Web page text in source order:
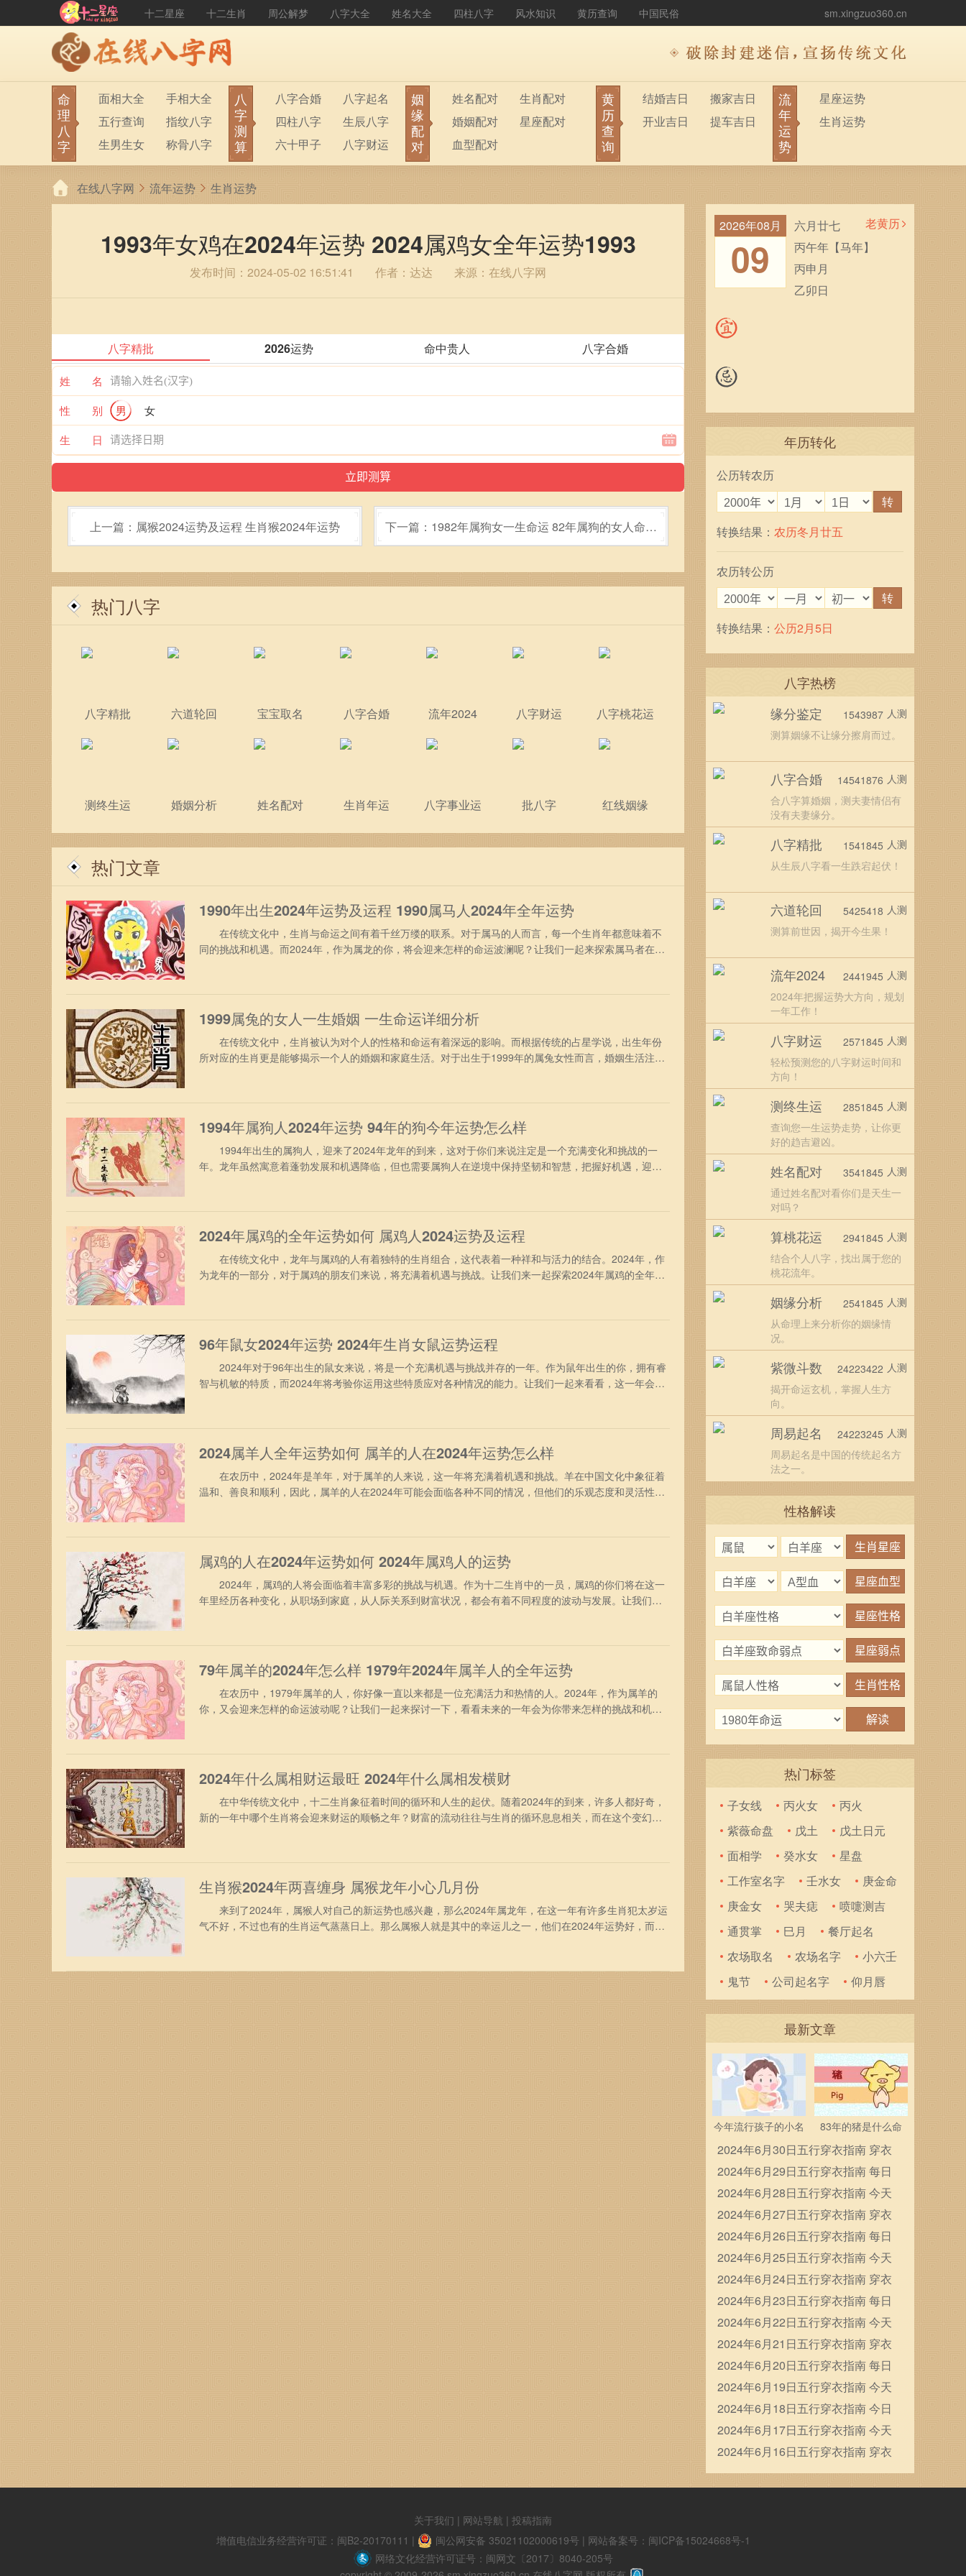
十二星座 十二生肖 周公解梦 八字大全 姓名大全 四柱八字 风水知识 黄历查询 中国民俗 sm.xingzuo360.cn
命
理
八
字
面相大全
手相大全
五行查询
指纹八字
生男生女
称骨八字
八
字
测
算
八字合婚
八字起名
四柱八字
生辰八字
六十甲子
八字财运
姻
缘
配
对
姓名配对
生肖配对
婚姻配对
星座配对
血型配对
黄
历
查
询
结婚吉日
搬家吉日
开业吉日
提车吉日
流
年
运
势
星座运势
生肖运势
在线八字网 流年运势 生肖运势
1993年女鸡在2024年运势 2024属鸡女全年运势1993
发布时间：2024-05-02 16:51:41 作者：达达 来源：在线八字网
八字精批 2026运势 命中贵人 八字合婚
姓 名
性 别
男
女
生 日
上一篇：属猴2024运势及运程 生肖猴2024年运势 下一篇：1982年属狗女一生命运 82年属狗的女人命好
热门八字
八字精批 六道轮回 宝宝取名 八字合婚 流年2024 八字财运 八字桃花运
测终生运 婚姻分析 姓名配对 生肖年运 八字事业运 批八字 红线姻缘
热门文章
1990年出生2024年运势及运程 1990属马人2024年全年运势
在传统文化中，生肖与命运之间有着千丝万缕的联系。对于属马的人而言，每一个生肖年都意味着不
同的挑战和机遇。而2024年，作为属龙的你，将会迎来怎样的命运波澜呢？让我们一起来探索属马者在龙
1999属兔的女人一生婚姻 一生命运详细分析
在传统文化中，生肖被认为对个人的性格和命运有着深远的影响。而根据传统的占星学说，出生年份
所对应的生肖更是能够揭示一个人的婚姻和家庭生活。对于出生于1999年的属兔女性而言，婚姻生活注定
1994年属狗人2024年运势 94年的狗今年运势怎么样
1994年出生的属狗人，迎来了2024年龙年的到来，这对于你们来说注定是一个充满变化和挑战的一
年。龙年虽然寓意着蓬勃发展和机遇降临，但也需要属狗人在逆境中保持坚韧和智慧，把握好机遇，迎接
2024年属鸡的全年运势如何 属鸡人2024运势及运程
在传统文化中，龙年与属鸡的人有着独特的生肖组合，这代表着一种祥和与活力的结合。2024年，作
为龙年的一部分，对于属鸡的朋友们来说，将充满着机遇与挑战。让我们来一起探索2024年属鸡的全年运
96年鼠女2024年运势 2024年生肖女鼠运势运程
2024年对于96年出生的鼠女来说，将是一个充满机遇与挑战并存的一年。作为鼠年出生的你，拥有睿
智与机敏的特质，而2024年将考验你运用这些特质应对各种情况的能力。让我们一起来看看，这一年会为
2024属羊人全年运势如何 属羊的人在2024年运势怎么样
在农历中，2024年是羊年，对于属羊的人来说，这一年将充满着机遇和挑战。羊在中国文化中象征着
温和、善良和顺利，因此，属羊的人在2024年可能会面临各种不同的情况，但他们的乐观态度和灵活性将
属鸡的人在2024年运势如何 2024年属鸡人的运势
2024年，属鸡的人将会面临着丰富多彩的挑战与机遇。作为十二生肖中的一员，属鸡的你们将在这一
年里经历各种变化，从职场到家庭，从人际关系到财富状况，都会有着不同程度的波动与发展。让我们一
79年属羊的2024年怎么样 1979年2024年属羊人的全年运势
在农历中，1979年属羊的人，你好像一直以来都是一位充满活力和热情的人。2024年，作为属羊的
你，又会迎来怎样的命运波动呢？让我们一起来探讨一下，看看未来的一年会为你带来怎样的挑战和机
2024年什么属相财运最旺 2024年什么属相发横财
在中华传统文化中，十二生肖象征着时间的循环和人生的起伏。随着2024年的到来，许多人都好奇，
新的一年中哪个生肖将会迎来财运的顺畅之年？财富的流动往往与生肖的循环息息相关，而在这个变幻莫
生肖猴2024年两喜缠身 属猴龙年小心几月份
来到了2024年，属猴人对自己的新运势也感兴趣，那么2024年属龙年，在这一年有许多生肖犯太岁运
气不好，不过也有的生肖运气蒸蒸日上。那么属猴人就是其中的幸运儿之一，他们在2024年运势好，而且
升职加薪或者是意外的小财富。不管
老黄历
2026年08月
09
六月廿七
丙午年【马年】
丙申月
乙卯日
年历转化
公历转农历
转
转换结果： 农历冬月廿五
农历转公历
转
转换结果： 公历2月5日
八字热榜
缘分鉴定
测算姻缘不让缘分擦肩而过。
1543987 人测
八字合婚
合八字算婚姻，测夫妻情侣有
没有夫妻缘分。
14541876 人测
八字精批
从生辰八字看一生跌宕起伏！
1541845 人测
六道轮回
测算前世因，揭开今生果！
5425418 人测
流年2024
2024年把握运势大方向，规划
一年工作！
2441945 人测
八字财运
轻松预测您的八字财运时间和
方向！
2571845 人测
测终生运
查询您一生运势走势，让你更
好的趋吉避凶。
2851845 人测
姓名配对
通过姓名配对看你们是天生一
对吗？
3541845 人测
算桃花运
结合个人八字，找出属于您的
桃花流年。
2941845 人测
姻缘分析
从命理上来分析你的姻缘情
况。
2541845 人测
紫微斗数
揭开命运玄机，掌握人生方
向。
24223422 人测
周易起名
周易起名是中国的传统起名方
法之一。
24223245 人测
性格解读
热门标签
子女线 丙火女
丙火
紫薇命盘
戊土
戊土日元
面相学
癸水女
星盘
工作室名字
壬水女
庚金命
庚金女
哭夫痣
喷嚏测吉
通贯掌
巳月
餐厅起名
农场取名
农场名字
小六壬
鬼节
公司起名字 仰月唇
最新文章
今年流行孩子的小名 83年的猪是什么命
2024年6月30日五行穿衣指南 穿衣
五行色搭配
2024年6月29日五行穿衣指南 每日
穿衣五行颜色运势
2024年6月28日五行穿衣指南 今天
穿衣颜色是什么查询
2024年6月27日五行穿衣指南 穿衣
五行色搭配
2024年6月26日五行穿衣指南 每日
穿衣五行颜色运势
2024年6月25日五行穿衣指南 今天
穿衣颜色是什么查询
2024年6月24日五行穿衣指南 穿衣
五行色搭配
2024年6月23日五行穿衣指南 每日
穿衣五行颜色运势
2024年6月22日五行穿衣指南 今天
穿衣颜色是什么查询
2024年6月21日五行穿衣指南 穿衣
五行色搭配
2024年6月20日五行穿衣指南 每日
穿衣五行颜色运势
2024年6月19日五行穿衣指南 今天
穿衣颜色是什么查询
2024年6月18日五行穿衣指南 今日
幸运颜色是什么
2024年6月17日五行穿衣指南 今天
穿衣颜色是什么查询
2024年6月16日五行穿衣指南 穿衣
五行色搭配
关于我们 | 网站导航 | 投稿指南
增值电信业务经营许可证：闽B2-20170111 | 闽公网安备 35021102000619号 | 网站备案号：闽ICP备15024668号-1
网络文化经营许可证号：闽网文〔2017〕8040-205号